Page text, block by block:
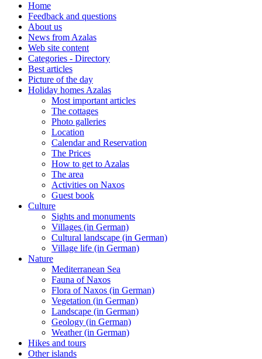
Home
Feedback and questions
About us
News from Azalas
Web site content
Categories - Directory
Best articles
Picture of the day
Holiday homes Azalas
Most important articles
The cottages
Photo galleries
Location
Calendar and Reservation
The Prices
How to get to Azalas
The area
Activities on Naxos
Guest book
Culture
Sights and monuments
Villages (in German)
Cultural landscape (in German)
Village life (in German)
Nature
Mediterranean Sea
Fauna of Naxos
Flora of Naxos (in German)
Vegetation (in German)
Landscape (in German)
Geology (in German)
Weather (in German)
Hikes and tours
Other islands